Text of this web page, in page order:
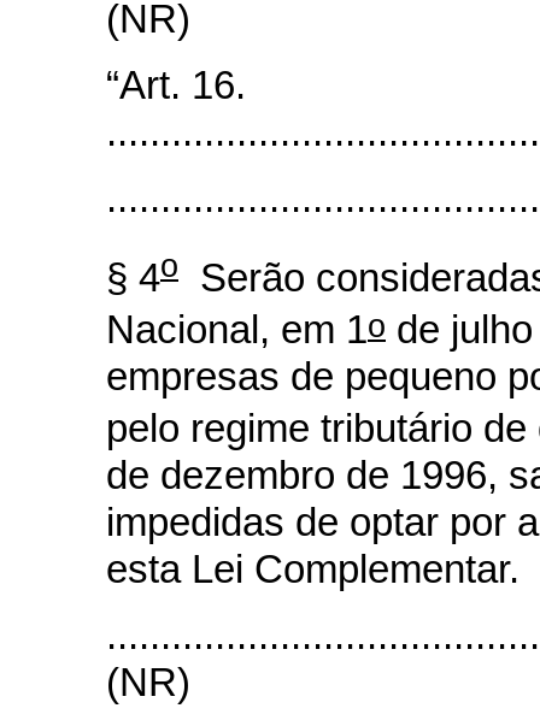
(NR)
“Art. 16.
§ 4o
Serão
Nacional, em 1o de
empresas de pequeno
pelo regime tributário
de dezembro de 1996,
impedidas de optar por
esta Lei Complementar.
(NR)